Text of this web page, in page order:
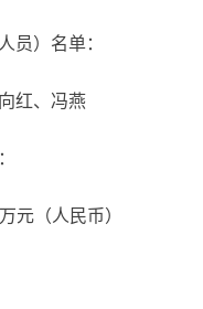
员）名单：
红、冯燕
元（人民币）